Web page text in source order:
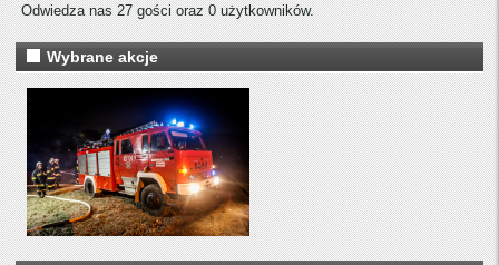
Odwiedza nas 27 gości oraz 0 użytkowników.
Wybrane akcje